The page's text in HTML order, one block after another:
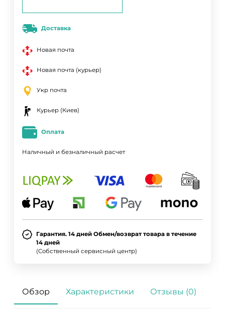
Доставка
Новая почта
Новая почта (курьер)
Укр почта
Курьер (Киев)
Оплата
Наличный и безналичный расчет
Гарантия. 14 дней Обмен/возврат товара в течение
14 дней
(Собственный сервисный центр)
Обзор Характеристики Отзывы (0)